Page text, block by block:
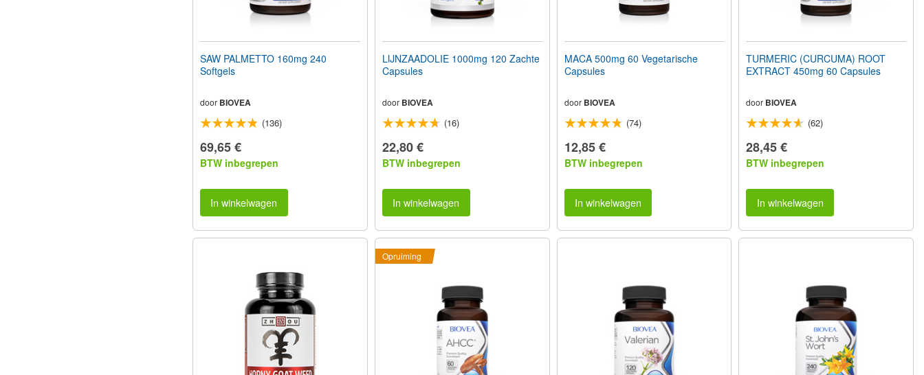
SAW PALMETTO 160mg 240
Softgels
door BIOVEA
(136)
69,65 €
BTW inbegrepen
In winkelwagen
LIJNZAADOLIE 1000mg 120 Zachte
Capsules
door BIOVEA
(16)
22,80 €
BTW inbegrepen
In winkelwagen
MACA 500mg 60 Vegetarische
Capsules
door BIOVEA
(74)
12,85 €
BTW inbegrepen
In winkelwagen
TURMERIC (CURCUMA) ROOT
EXTRACT 450mg 60 Capsules
door BIOVEA
(62)
28,45 €
BTW inbegrepen
In winkelwagen
Opruiming